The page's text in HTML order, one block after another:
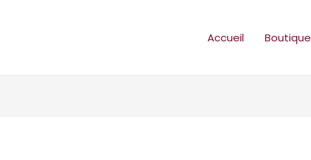
Accueil Boutique